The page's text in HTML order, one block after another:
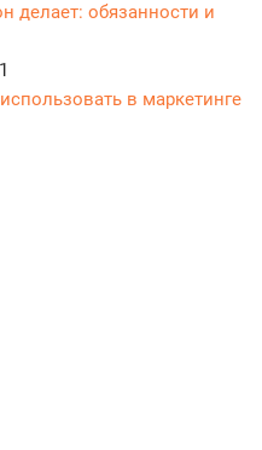
делает: обязанности и
в маркетинге